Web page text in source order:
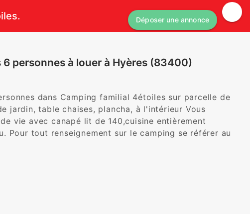
Déposer une annonce
personnes à louer à Hyères (83400)
dans Camping familial 4étoiles sur parcelle de
jardin, table chaises, plancha, à l'intérieur Vous
vie avec canapé lit de 140,cuisine entièrement
Pour tout renseignement sur le camping se référer au